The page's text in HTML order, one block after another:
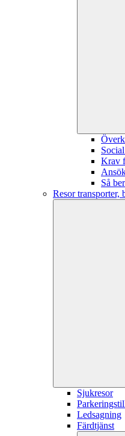
Krav
Så
Resor transporter,
Sjukresor
Ledsagning
Färdtjänst